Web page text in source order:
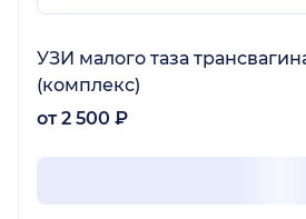
УЗИ малого таза
(комплекс)
от 2 500 ₽